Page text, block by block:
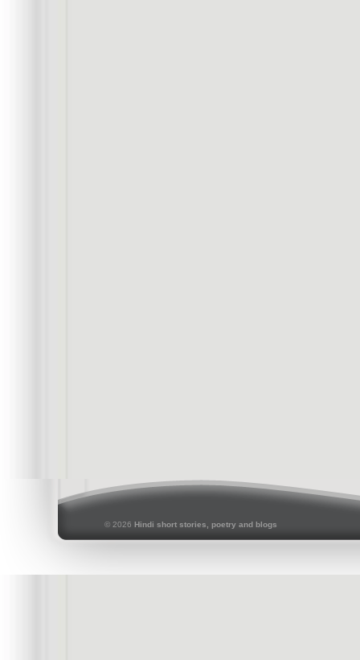
© 2026 Hindi short stories, poetry and blogs